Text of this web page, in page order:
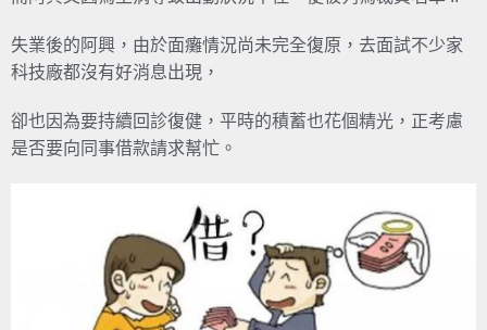
失業後的阿興，由於面癱情況尚未完全復原，去面試不少家
科技廠都沒有好消息出現，
卻也因為要持續回診復健，平時的積蓄也花個精光，正考慮
是否要向同事借款請求幫忙。